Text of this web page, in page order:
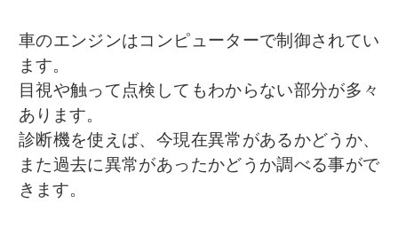
車のエンジンはコンピューターで制御されてい
ます。
目視や触って点検してもわからない部分が多々
あります。
診断機を使えば、今現在異常があるかどうか、
また過去に異常があったかどうか調べる事がで
きます。